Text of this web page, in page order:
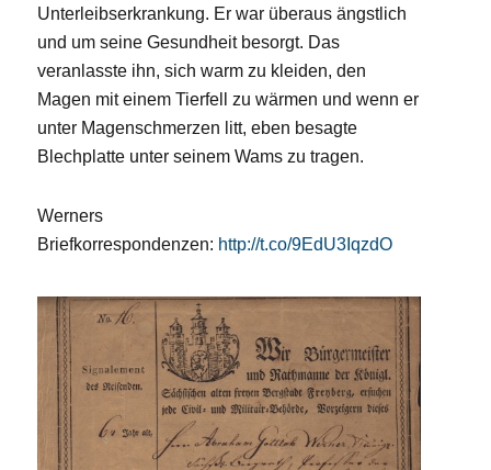
Unterleibserkrankung. Er war überaus ängstlich
und um seine Gesundheit besorgt. Das
veranlasste ihn, sich warm zu kleiden, den
Magen mit einem Tierfell zu wärmen und wenn er
unter Magenschmerzen litt, eben besagte
Blechplatte unter seinem Wams zu tragen.
Werners
Briefkorrespondenzen: http://t.co/9EdU3IqzdO